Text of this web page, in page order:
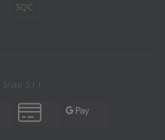
SQC
Snap S.r.l.